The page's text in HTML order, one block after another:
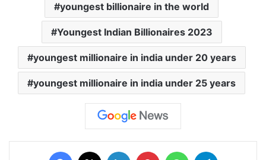
youngest billionaire in the world
Youngest Indian Billionaires 2023
youngest millionaire in india under 20 years
youngest millionaire in india under 25 years
Facebook LinkedIn PinterestWhatsApp